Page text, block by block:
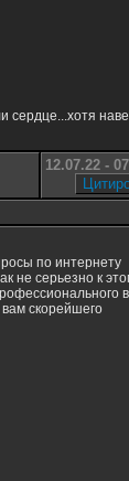
сердце...хотя
12.07.22 -
по интернету
не серьезно к
скорейшего